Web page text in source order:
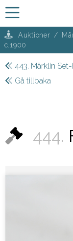
Auktioner /
c.1900
443. Märklin
Gå tillbaka
444.